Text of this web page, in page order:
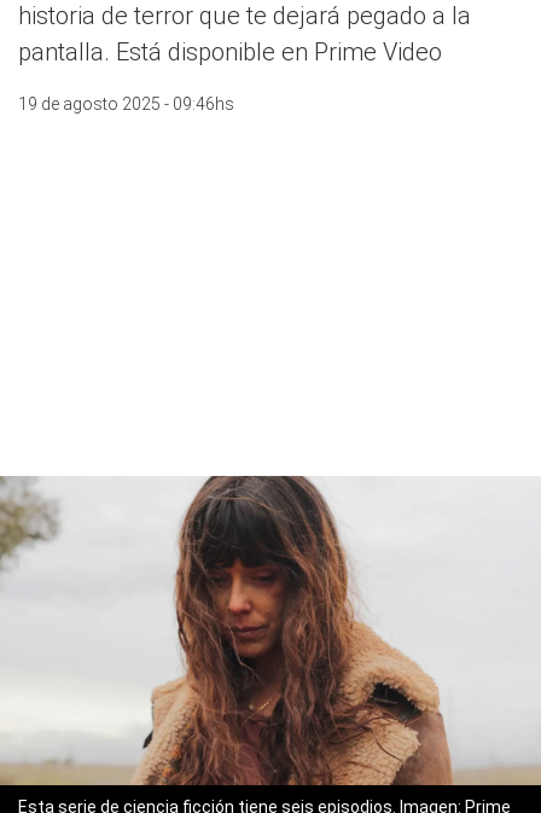
historia de terror que te dejará pegado a la
pantalla. Está disponible en Prime Video
19 de agosto 2025 - 09:46hs
Esta serie de ciencia ficción tiene seis episodios. Imagen: Prime